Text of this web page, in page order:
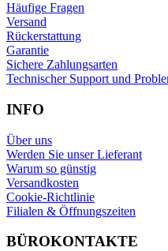
Häufige Fragen
Versand
Rückerstattung
Garantie
Sichere Zahlungsarten
Technischer Support und
INFO
Über uns
Werden Sie unser Lieferant
Warum so günstig
Versandkosten
Cookie-Richtlinie
Filialen & Öffnungszeiten
BÜROKONTAKTE